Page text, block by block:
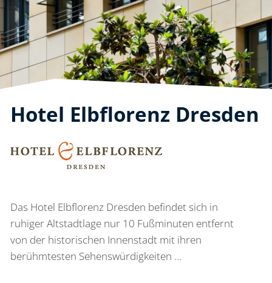
Hotel Elbflorenz Dresden
Das Hotel Elbflorenz Dresden befindet sich in
ruhiger Altstadtlage nur 10 Fußminuten entfernt
von der historischen Innenstadt mit ihren
berühmtesten Sehenswürdigkeiten …